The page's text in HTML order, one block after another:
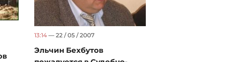
13:14 — 22 / 05 / 2007
Эльчин Бехбутов